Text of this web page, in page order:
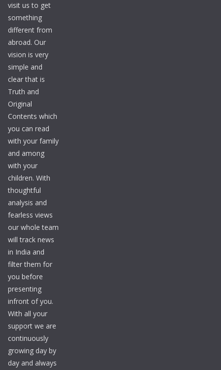
visit us to get
something
different from
abroad. Our
vision is very
simple and
clear that is
Truth and
Original
Contents which
you can read
with your family
and among
with your
children. With
thoughtful
analysis and
fearless views
our whole team
will track news
in India and
filter them for
you before
presenting
infront of you.
With all your
support we are
continuously
growing day by
day and always